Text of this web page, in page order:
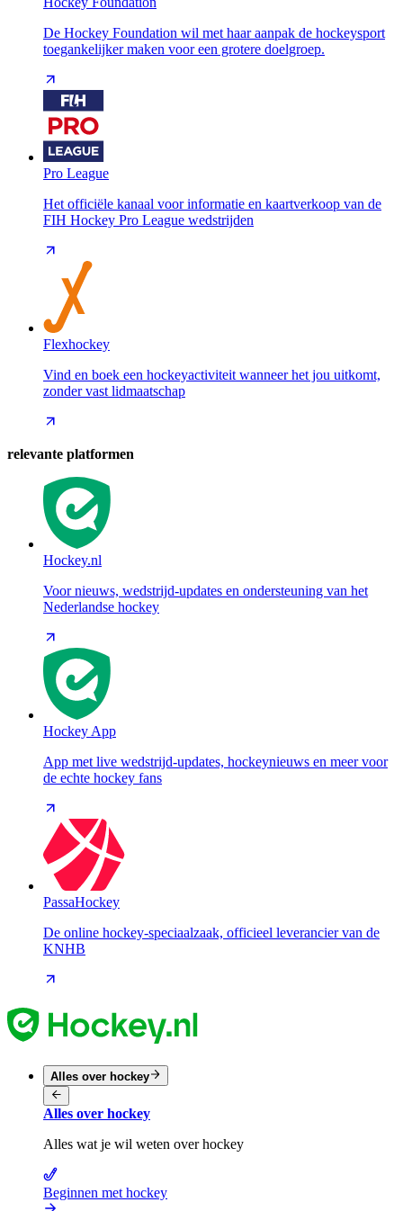
De Hockey Foundation wil met haar aanpak de hockeysport
toegankelijker maken voor een grotere doelgroep.
Pro League
Het officiële kanaal voor informatie en kaartverkoop van de
FIH Hockey Pro League wedstrijden
Flexhockey
Vind en boek een hockeyactiviteit wanneer het jou uitkomt,
zonder vast lidmaatschap
relevante platformen
Hockey.nl
Voor nieuws, wedstrijd-updates en ondersteuning van het
Nederlandse hockey
Hockey App
App met live wedstrijd-updates, hockeynieuws en meer voor
de echte hockey fans
PassaHockey
De online hockey-speciaalzaak, officieel leverancier van de
KNHB
Alles over hockey
Alles over hockey
Alles wat je wil weten over hockey
Beginnen met hockey